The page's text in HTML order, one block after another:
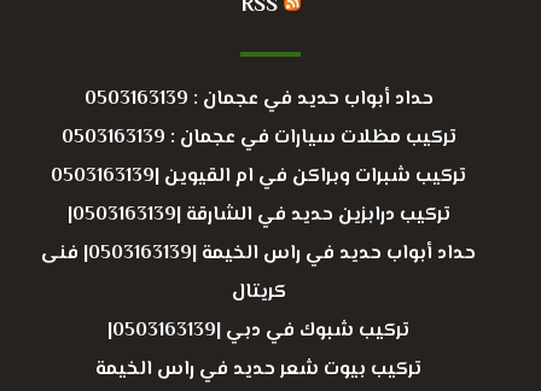
حداد أبواب حديد في عجمان : 0503163139
تركيب مظلات سيارات في عجمان : 0503163139
تركيب شبرات وبراكن في ام القيوين |0503163139
تركيب درابزين حديد في الشارقة |0503163139|
حداد أبواب حديد في راس الخيمة |0503163139| فنى
كريتال
تركيب شبوك في دبي |0503163139|
تركيب بيوت شعر حديد في راس الخيمة